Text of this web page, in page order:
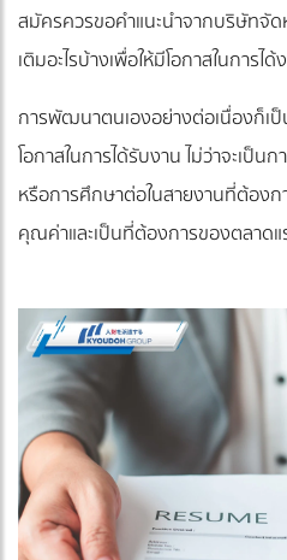
สมัครควรขอคำแนะนำจากบริษัทจั
เติมอะไรบ้างเพื่อให้มีโอกาสในการไ
การพัฒนาตนเองอย่างต่อเนื่องก็เ
โอกาสในการได้รับงาน ไม่ว่าจะเป็น
หรือการศึกษาต่อในสายงานที่ต้องก
คุณค่าและเป็นที่ต้องการของตลาด